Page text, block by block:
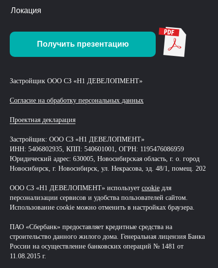
Получить презентацию
Локация
Застройщик ООО СЗ «Н1 ДЕВЕЛОПМЕНТ»
Согласие на обработку персональных данных
Проектная декларация
Застройщик: ООО СЗ «Н1 ДЕВЕЛОПМЕНТ»
ИНН: 5406802935, КПП: 540601001, ОГРН: 1195476086959
Юридический адрес: 630005, Новосибирская область, г. о. город
Новосибирск, г. Новосибирск, ул. Некрасова, зд. 48/1, помещ. 202
ООО СЗ «Н1 ДЕВЕЛОПМЕНТ» использует cookie для
персонализации сервисов и удобства пользователей сайтом.
Использование cookie можно отменить в настройках браузера.
ПАО «Сбербанк» предоставляет кредитные средства на
строительство данного жилого дома. Генеральная лицензия Банка
России на осуществление банковских операций № 1481 от
11.08.2015 г.